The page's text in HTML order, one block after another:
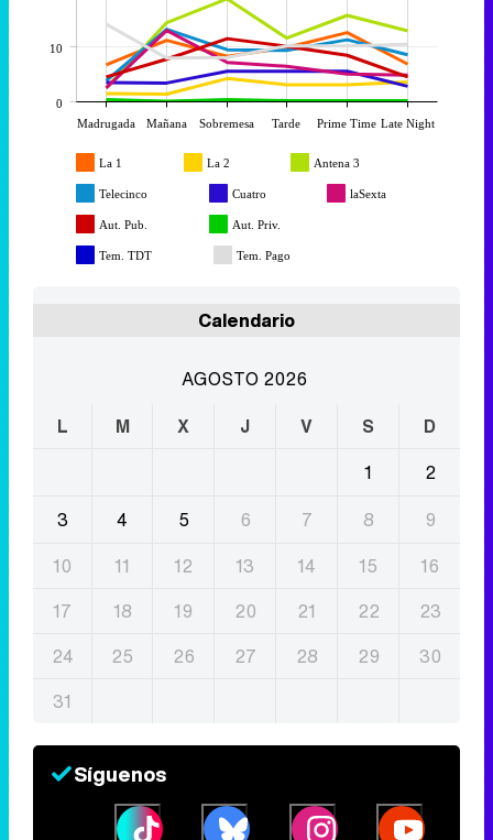
Madrugada Mañana Sobremesa Tarde Prime Time Late Night
0
10
La 1 La 2 Antena 3
Telecinco Cuatro laSexta
Aut. Pub. Aut. Priv.
Tem. TDT Tem. Pago
Calendario
AGOSTO 2026
L
M X J V S
D
1
2
3
4 5 6 7 8
9
10
11 12 13 14 15
16
17
18 19 20 21 22
23
24
25 26 27 28 29
30
31
Síguenos